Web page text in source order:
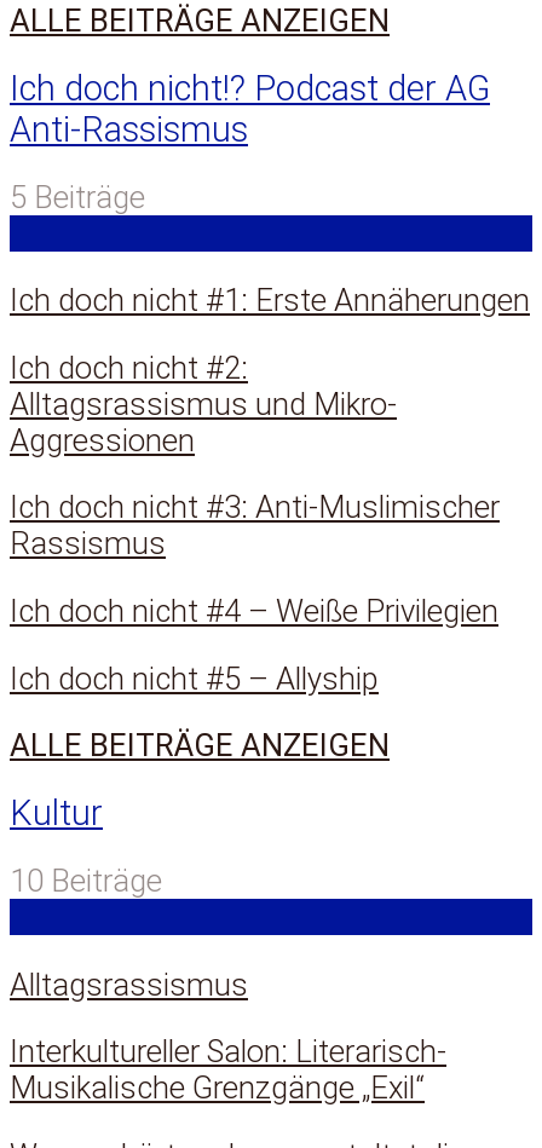
ALLE BEITRÄGE ANZEIGEN
Ich doch nicht!? Podcast der AG
Anti-Rassismus
5 Beiträge
Ich doch nicht #1: Erste Annäherungen
Ich doch nicht #2:
Alltagsrassismus und Mikro-
Aggressionen
Ich doch nicht #3: Anti-Muslimischer
Rassismus
Ich doch nicht #4 – Weiße Privilegien
Ich doch nicht #5 – Allyship
ALLE BEITRÄGE ANZEIGEN
Kultur
10 Beiträge
Alltagsrassismus
Interkultureller Salon: Literarisch-
Musikalische Grenzgänge „Exil“